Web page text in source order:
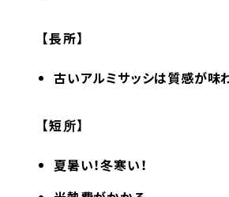
【長所】
古いアルミサッシは質感が味
【短所】
夏暑い！冬寒い！